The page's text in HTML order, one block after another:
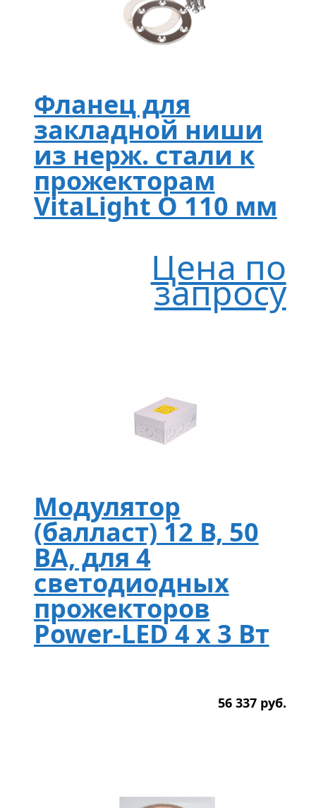
Фланец для
закладной ниши
из нерж. стали к
прожекторам
VitaLight O 110 мм
Цена по
запросу
Модулятор
(балласт) 12 В, 50
ВА, для 4
светодиодных
прожекторов
Power-LED 4 x 3 Вт
56 337 руб.